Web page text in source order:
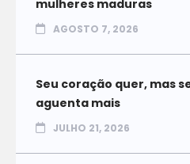
mulheres maduras
AGOSTO 7, 2026
Seu coração quer, mas
aguenta mais
JULHO 21, 2026